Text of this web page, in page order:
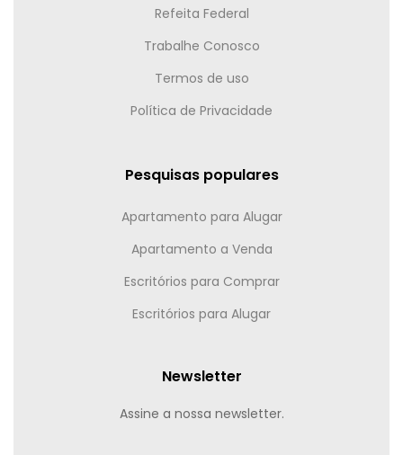
Refeita Federal
Trabalhe Conosco
Termos de uso
Política de Privacidade
Pesquisas populares
Apartamento para Alugar
Apartamento a Venda
Escritórios para Comprar
Escritórios para Alugar
Newsletter
Assine a nossa newsletter.